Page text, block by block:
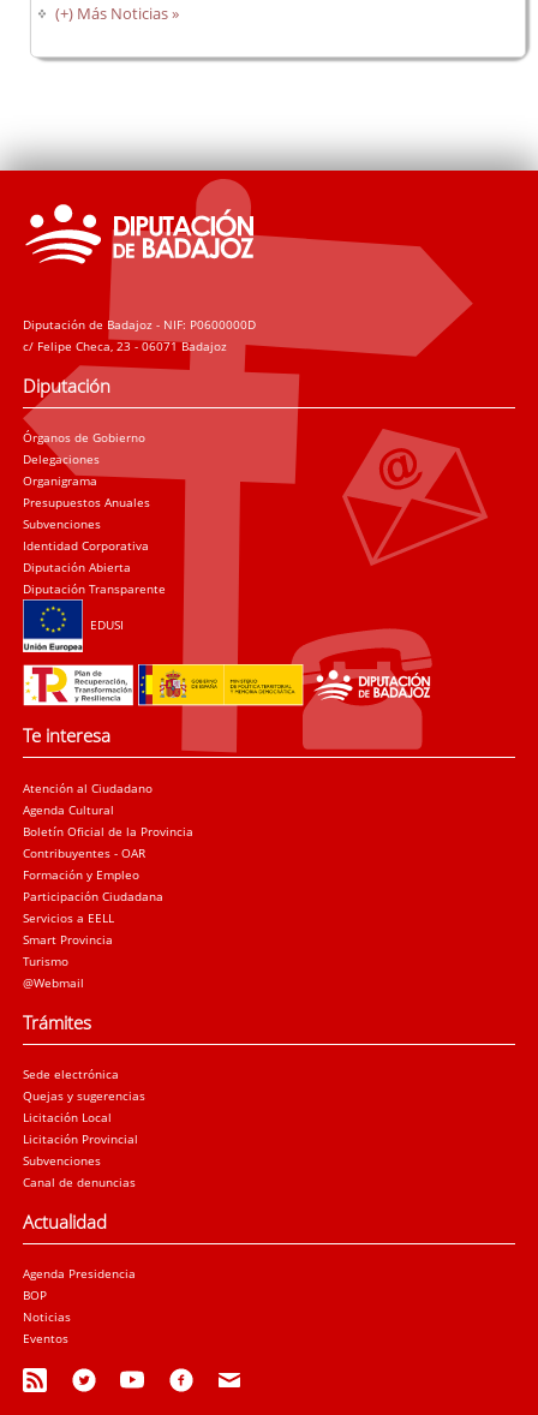
(+) Más Noticias »
Diputación de Badajoz - NIF: P0600000D
c/ Felipe Checa, 23 - 06071 Badajoz
Diputación
Órganos de Gobierno
Delegaciones
Organigrama
Presupuestos Anuales
Subvenciones
Identidad Corporativa
Diputación Abierta
Diputación Transparente
EDUSI
Te interesa
Atención al Ciudadano
Agenda Cultural
Boletín Oficial de la Provincia
Contribuyentes - OAR
Formación y Empleo
Participación Ciudadana
Servicios a EELL
Smart Provincia
Turismo
@Webmail
Trámites
Sede electrónica
Quejas y sugerencias
Licitación Local
Licitación Provincial
Subvenciones
Canal de denuncias
Actualidad
Agenda Presidencia
BOP
Noticias
Eventos